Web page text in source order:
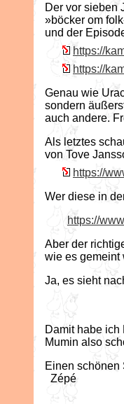
Der vor sieben
»böcker om
und der
https://
https://
Genau wie
sondern
auch andere.
Als letztes
von Tove
https://
Wer diese in
https://
Aber der
wie es gemeint
Ja, es sieht
Damit habe
Mumin also
Einen schönen
Zépé